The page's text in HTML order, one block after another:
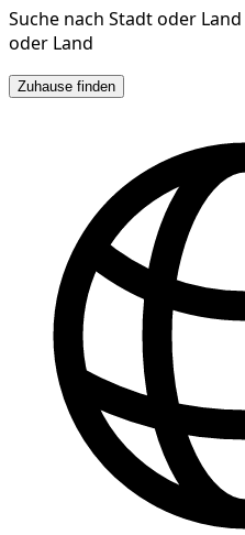
Suche nach Stadt oder Land
oder Land
Zuhause finden